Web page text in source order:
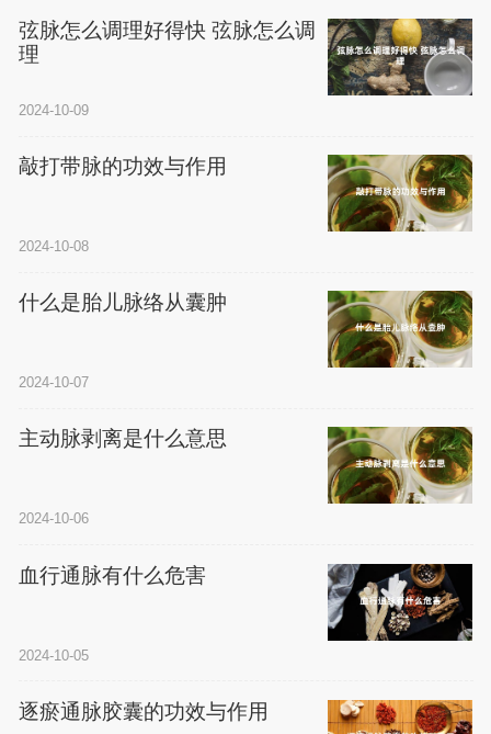
弦脉怎么调理好得快 弦脉怎么调
理
2024-10-09
敲打带脉的功效与作用
2024-10-08
什么是胎儿脉络从囊肿
2024-10-07
主动脉剥离是什么意思
2024-10-06
血行通脉有什么危害
2024-10-05
逐瘀通脉胶囊的功效与作用